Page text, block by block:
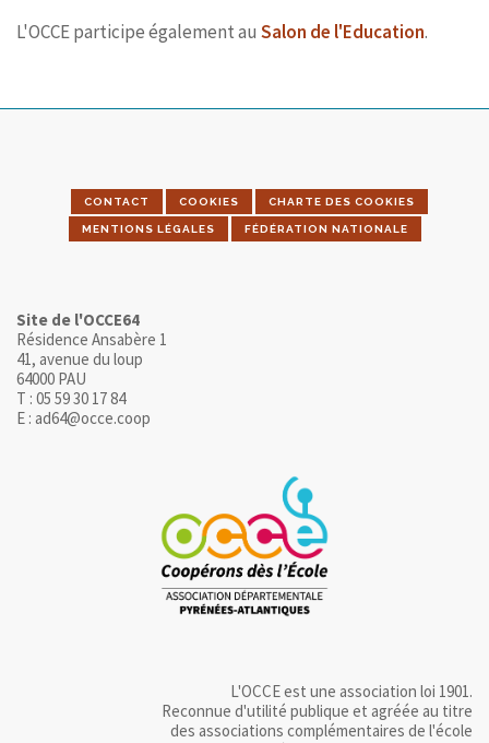
L'OCCE participe également au Salon de l'Education.
CONTACT COOKIES CHARTE DES COOKIES
MENTIONS LÉGALES FÉDÉRATION NATIONALE
Site de l'OCCE64
Résidence Ansabère 1
41, avenue du loup
64000 PAU
T : 05 59 30 17 84
E : ad64@occe.coop
L'OCCE est une association loi 1901.
Reconnue d'utilité publique et agréée au titre
des associations complémentaires de l'école